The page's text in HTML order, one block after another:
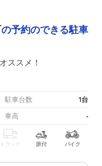
予約のできる駐車
ススメ！
駐車台数 1台
車高 -
トラック 原付 バイク